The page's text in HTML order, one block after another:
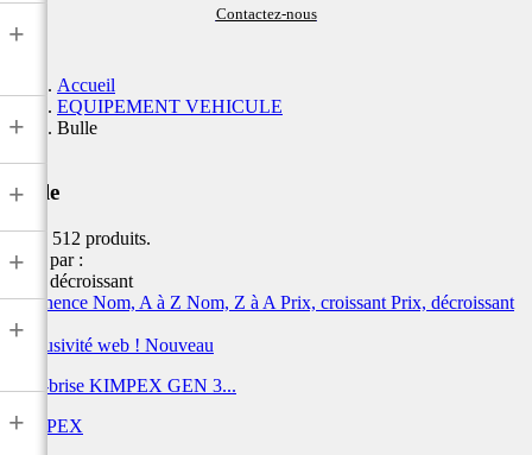
+
+
+
+
+
+
Contactez-nous
Accueil
EQUIPEMENT VEHICULE
Bulle
Bulle
Il y a 512 produits.
Trier par :
Prix, décroissant
Pertinence Nom, A à Z Nom, Z à A Prix, croissant Prix, décroissant
Exclusivité web ! Nouveau
Pare-brise KIMPEX GEN 3...
KIMPEX